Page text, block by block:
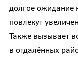
долгое ожидание
повлекут
Также вызывает
в отдалённых